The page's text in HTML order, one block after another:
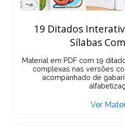
19 Ditados
Sílabas
Material em PDF com 19
complexas nas versões
acompanhado de
Ver